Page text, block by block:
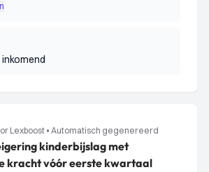
inkomend
Lexboost • Automatisch gegenereerd
kinderbijslag met
kracht vóór eerste kwartaal